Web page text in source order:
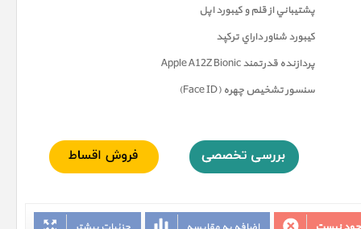
پشتيباني از قلم و کيبورد اپل
کيبورد شناور داراي ترکپد
پردازنده قدرتمند Apple A12Z Bionic
سنسور تشخيص چهره (Face ID)